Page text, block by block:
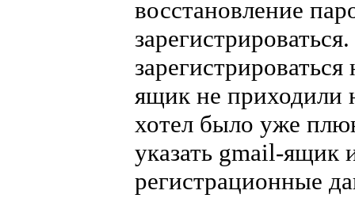
восстановление
ящик не приходили
хотел было уже
указать gmail-ящик
регистрационные